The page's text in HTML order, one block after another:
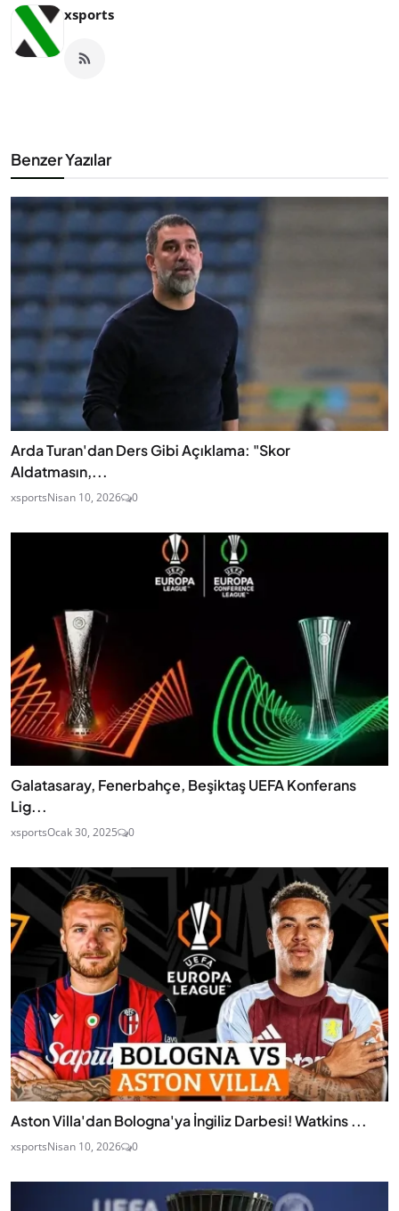
xsports
Benzer Yazılar
Arda Turan'dan Ders Gibi Açıklama: "Skor
Aldatmasın,...
xsportsNisan 10, 2026 0
Galatasaray, Fenerbahçe, Beşiktaş UEFA Konferans
Lig...
xsportsOcak 30, 2025 0
Aston Villa'dan Bologna'ya İngiliz Darbesi! Watkins ...
xsportsNisan 10, 2026 0